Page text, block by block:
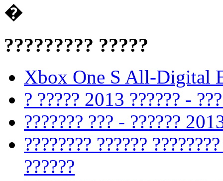
�
????????? ?????
Xbox One S All-Digital
? ????? 2013 ?????? -
??????? ??? - ??????
???????? ??????
??????